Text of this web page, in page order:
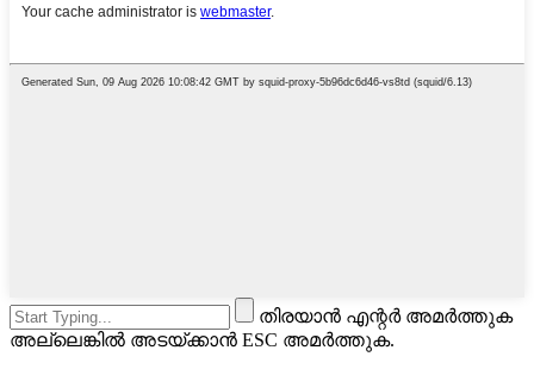
തിരയാൻ എന്റർ അമർത്തുക
അല്ലെങ്കിൽ അടയ്ക്കാൻ ESC അമർത്തുക.